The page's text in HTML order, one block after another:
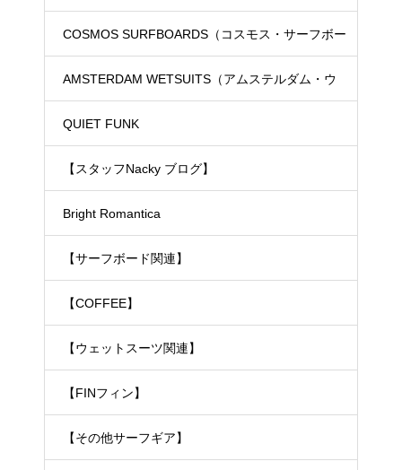
COSMOS SURFBOARDS（コスモス・サーフボー
ド）
AMSTERDAM WETSUITS（アムステルダム・ウ
ェットスーツ）
QUIET FUNK
【スタッフNacky ブログ】
Bright Romantica
【サーフボード関連】
【COFFEE】
【ウェットスーツ関連】
【FINフィン】
【その他サーフギア】